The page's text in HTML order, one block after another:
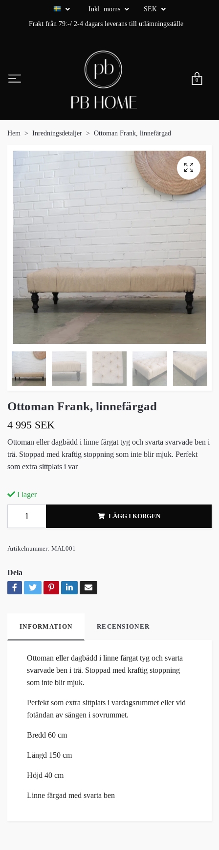
Inkl. moms
SEK
Frakt från 79:-/ 2-4 dagars leverans till utlämningsställe
0
Hem Inredningsdetaljer Ottoman Frank, linnefärgad
Ottoman Frank, linnefärgad
4 995 SEK
Ottoman eller dagbädd i linne färgat tyg och svarta svarvade ben i
trä. Stoppad med kraftig stoppning som inte blir mjuk. Perfekt
som extra sittplats i var
I lager
LÄGG I KORGEN
Artikelnummer: MAL001
Dela
INFORMATION RECENSIONER
Ottoman eller dagbädd i linne färgat tyg och svarta
svarvade ben i trä. Stoppad med kraftig stoppning
som inte blir mjuk.
Perfekt som extra sittplats i vardagsrummet eller vid
fotändan av sängen i sovrummet.
Bredd 60 cm
Längd 150 cm
Höjd 40 cm
Linne färgad med svarta ben